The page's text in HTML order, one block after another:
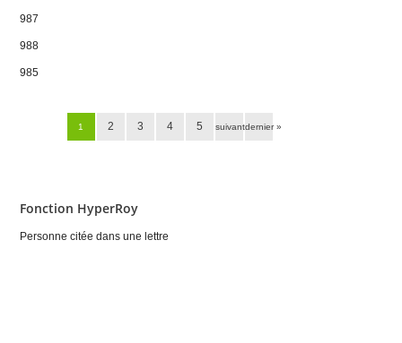
987
988
985
1 2 3 4 5 suivant ›dernier »
Fonction HyperRoy
Personne citée dans une lettre